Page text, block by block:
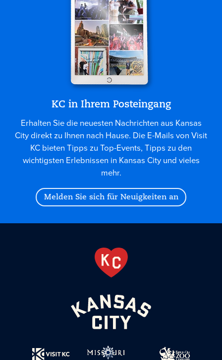
KC in Ihrem Posteingang
Erhalten Sie die neuesten Nachrichten aus Kansas
City direkt zu Ihnen nach Hause. Die E-Mails von Visit
KC bieten Tipps zu Top-Events, Tipps zu den
wichtigsten Erlebnissen in Kansas City und vieles
mehr.
Melden Sie sich für Neuigkeiten an